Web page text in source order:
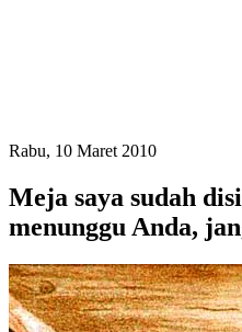
Rabu, 10 Maret 2010
Meja saya sudah
menunggu Anda,